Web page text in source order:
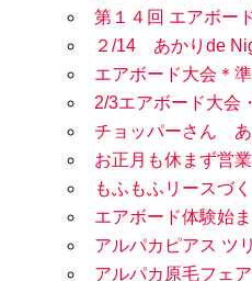
第１４回 エアボー
２/14 あかりde
エアボード大会＊
2/3エアボード大会
チョッパーさん あ
お正月も休まず営
もふもふリースづ
エアボード体験始ま
アルパカピアス ツ
アルパカ原毛フェ